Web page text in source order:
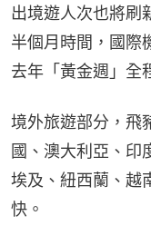
出境遊人次也將刷
半個月時間，國際
去年「黃金週」全
境外旅遊部分，飛
國、澳大利亞、印
埃及、紐西蘭、越
快。